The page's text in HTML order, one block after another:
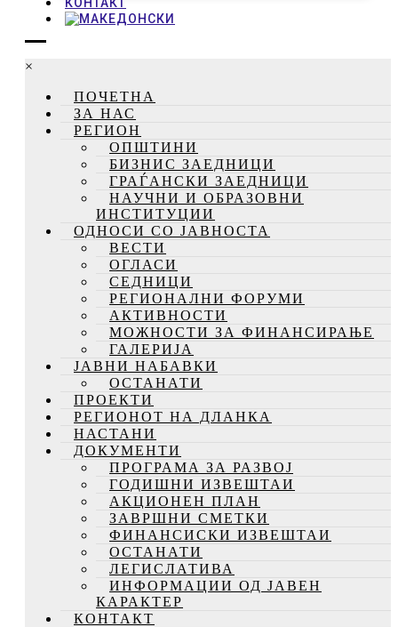
×
ПОЧЕТНА
ЗА НАС
РЕГИОН
ОПШТИНИ
БИЗНИС ЗАЕДНИЦИ
ГРАЃАНСКИ ЗАЕДНИЦИ
НАУЧНИ И ОБРАЗОВНИ
ИНСТИТУЦИИ
ОДНОСИ СО ЈАВНОСТА
ВЕСТИ
ОГЛАСИ
СЕДНИЦИ
РЕГИОНАЛНИ ФОРУМИ
АКТИВНОСТИ
МОЖНОСТИ ЗА ФИНАНСИРАЊЕ
ГАЛЕРИЈА
ЈАВНИ НАБАВКИ
ОСТАНАТИ
ПРОЕКТИ
РЕГИОНОТ НА ДЛАНКА
НАСТАНИ
ДОКУМЕНТИ
ПРОГРАМА ЗА РАЗВОЈ
ГОДИШНИ ИЗВЕШТАИ
АКЦИОНЕН ПЛАН
ЗАВРШНИ СМЕТКИ
ФИНАНСИСКИ ИЗВЕШТАИ
ОСТАНАТИ
ЛЕГИСЛАТИВА
ИНФОРМАЦИИ ОД ЈАВЕН
КАРАКТЕР
КОНТАКТ